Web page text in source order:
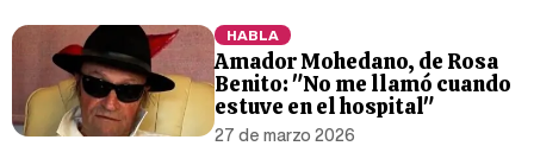
HABLA
Amador Mohedano, de Rosa
Benito: "No me llamó cuando
estuve en el hospital"
27 de marzo 2026